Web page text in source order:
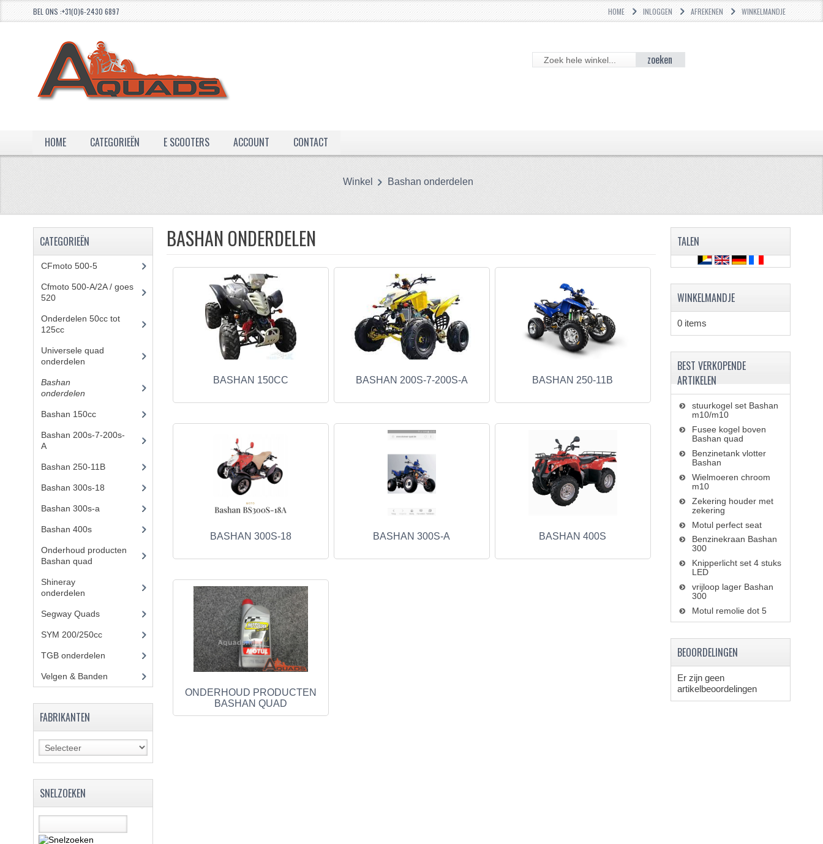
BEL ONS :+31(0)6-2430 6897 HOME INLOGGEN AFREKENEN WINKELMANDJE
zoeken
HOME CATEGORIEËN E SCOOTERS ACCOUNT CONTACT
Winkel Bashan onderdelen
BASHAN ONDERDELEN
BASHAN 150CC BASHAN 200S-7-200S-A BASHAN 250-11B
BASHAN 300S-18 BASHAN 300S-A BASHAN 400S
ONDERHOUD PRODUCTEN
BASHAN QUAD
CATEGORIEËN
CFmoto 500-5(5)
Cfmoto 500-A/2A / goes
520(347)
Onderdelen 50cc tot
125cc(49)
Universele quad
onderdelen
Bashan
onderdelen
Bashan 150cc(36)
Bashan 200s-7-200s-
A(481)
Bashan 250-11B(385)
Bashan 300s-18
Bashan 300s-a
Bashan 400s(5)
Onderhoud producten
Bashan quad
Shineray
onderdelen
Segway Quads(6)
SYM 200/250cc(15)
TGB onderdelen
Velgen & Banden
FABRIKANTEN
SNELZOEKEN
TALEN
WINKELMANDJE
0 items
BEST VERKOPENDE
ARTIKELEN
stuurkogel set Bashan
m10/m10
Fusee kogel boven
Bashan quad
Benzinetank vlotter
Bashan
Wielmoeren chroom
m10
Zekering houder met
zekering
Motul perfect seat
Benzinekraan Bashan
300
Knipperlicht set 4 stuks
LED
vrijloop lager Bashan
300
Motul remolie dot 5
BEOORDELINGEN
Er zijn geen
artikelbeoordelingen